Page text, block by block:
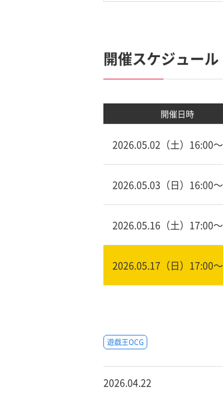
開催スケジュール
開催日時
2026.05.02（土）16:00〜
2026.05.03（日）16:00〜
2026.05.16（土）17:00〜
2026.05.17（日）17:00〜
遊戯王OCG
2026.04.22